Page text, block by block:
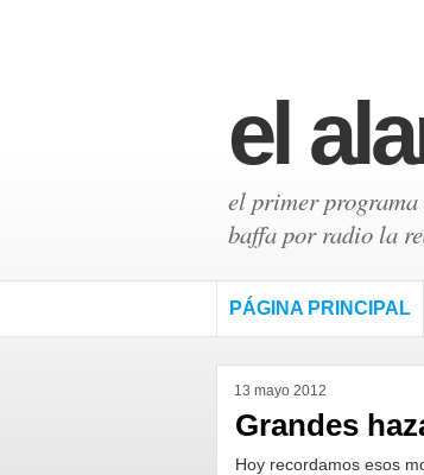
el
el primer programa
baffa por radio la
PÁGINA PRINCIPAL
13 mayo 2012
Grandes
Hoy recordamos esos